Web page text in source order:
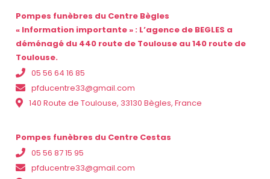
Pompes funèbres du Centre Bègles
« Information importante » : L’agence de BEGLES a
déménagé du 440 route de Toulouse au 140 route de
Toulouse.
05 56 64 16 85
pfducentre33@gmail.com
140 Route de Toulouse, 33130 Bègles, France
Pompes funèbres du Centre Cestas
05 56 87 15 95
pfducentre33@gmail.com